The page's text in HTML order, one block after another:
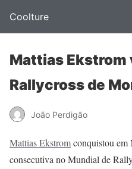
Coolture
Mattias Ekstrom
Rallycross de
João Perdigão
Mattias Ekstromconquistou em
consecutiva no Mundial de